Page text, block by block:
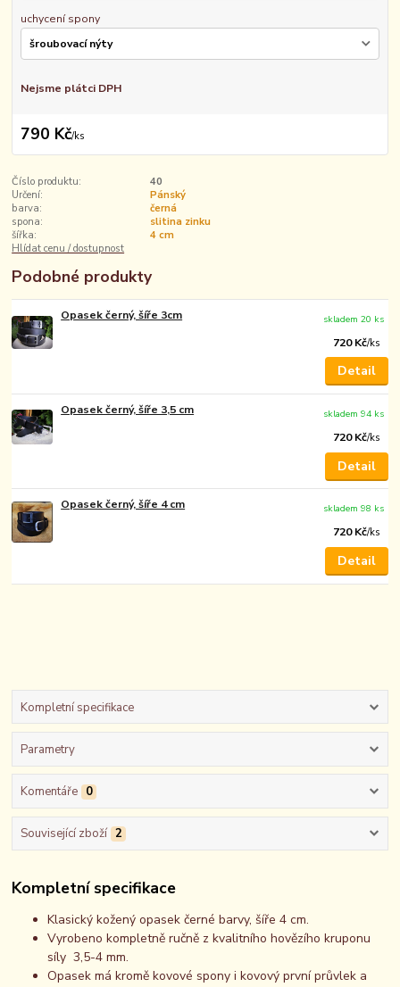
uchycení spony
Nejsme plátci DPH
790 Kč/ks
Číslo produktu:
40
Určení:
Pánský
barva:
černá
spona:
slitina zinku
šířka:
4 cm
Hlídat cenu / dostupnost
Podobné produkty
Opasek černý, šíře 3cm
720 Kč/ks
skladem 20 ks
Detail
Opasek černý, šíře 3,5 cm
720 Kč/ks
skladem 94 ks
Detail
Opasek černý, šíře 4 cm
720 Kč/ks
skladem 98 ks
Detail
Kompletní specifikace
Parametry
Komentáře 0
Související zboží 2
Kompletní specifikace
Klasický kožený opasek černé barvy, šíře 4 cm.
Vyrobeno kompletně ručně z kvalitního hovězího kruponu
síly 3,5-4 mm.
Opasek má kromě kovové spony i kovový první průvlek a